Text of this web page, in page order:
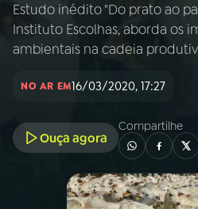
01INÍCIO
Estudo inédito "Do prato ao
Instituto Escolhas, aborda os
ambientais na cadeia
NO AR EM16/03/2020, 17:27
Ouça agora
Compartilhe